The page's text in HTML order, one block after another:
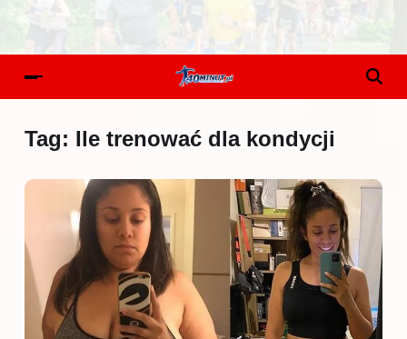
Tag: Ile trenować dla kondycji